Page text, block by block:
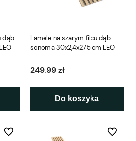
dąb
Lamele na szarym filcu dąb
sonoma 30x2,4x275 cm LEO
249,99 zł
Do koszyka
Do ulubionych Do